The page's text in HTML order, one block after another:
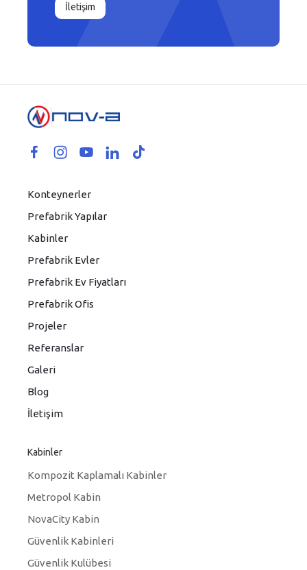
İletişim
Konteynerler
Prefabrik Yapılar
Kabinler
Prefabrik Evler
Prefabrik Ev Fiyatları
Prefabrik Ofis
Projeler
Referanslar
Galeri
Blog
İletişim
Kabinler
Kompozit Kaplamalı Kabinler
Metropol Kabin
NovaCity Kabin
Güvenlik Kabinleri
Güvenlik Kulübesi